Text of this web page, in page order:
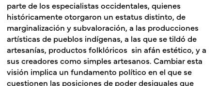
parte de los especialistas occidentales, quienes
históricamente otorgaron un estatus distinto, de
marginalización y subvaloración, a las producciones
artísticas de pueblos indígenas, a las que se tildó de
artesanías, productos folklóricos sin afán estético, y a
sus creadores como simples artesanos. Cambiar esta
visión implica un fundamento político en el que se
cuestionen las posiciones de poder desiguales que